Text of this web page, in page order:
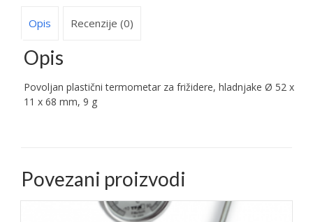
Opis Recenzije (0)
Opis
Povoljan plastični termometar za frižidere, hladnjake Ø 52 x
11 x 68 mm, 9 g
Povezani proizvodi